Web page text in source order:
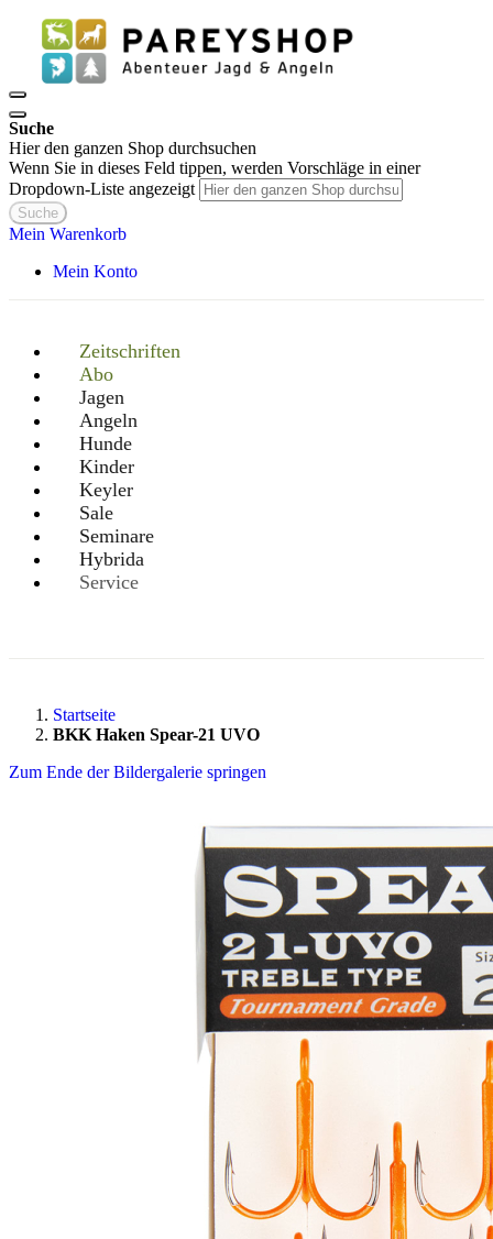
Suche
Hier den ganzen Shop durchsuchen
Wenn Sie in dieses Feld tippen, werden Vorschläge in einer
Dropdown-Liste angezeigt
Suche
Mein Warenkorb
Mein Konto
Zeitschriften
Abo
Jagen
Angeln
Hunde
Kinder
Keyler
Sale
Seminare
Hybrida
Service
Startseite
BKK Haken Spear-21 UVO
Zum Ende der Bildergalerie springen